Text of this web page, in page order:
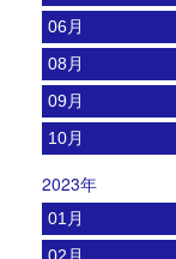
06月
08月
09月
10月
2023年
01月
02月